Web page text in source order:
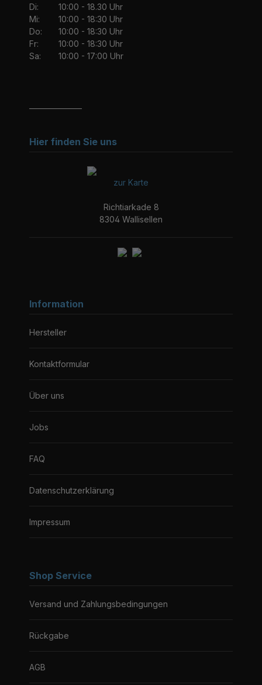
Di:
10:00 - 18.30 Uhr
Mi:
10:00 - 18:30 Uhr
Do:
10:00 - 18:30 Uhr
Fr:
10:00 - 18:30 Uhr
Sa:
10:00 - 17:00 Uhr
Hier finden Sie uns
zur Karte
Richtiarkade 8
8304 Wallisellen
Information
Hersteller
Kontaktformular
Über uns
Jobs
FAQ
Datenschutzerklärung
Impressum
Shop Service
Versand und Zahlungsbedingungen
Rückgabe
AGB